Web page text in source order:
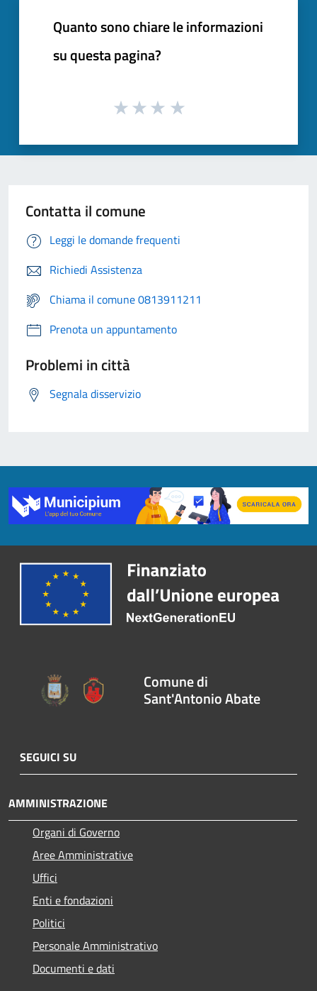
Quanto sono chiare le informazioni
su questa pagina?
Contatta il comune
Leggi le domande frequenti
Richiedi Assistenza
Chiama il comune 0813911211
Prenota un appuntamento
Problemi in città
Segnala disservizio
Comune di
Sant'Antonio Abate
SEGUICI SU
AMMINISTRAZIONE
Organi di Governo
Aree Amministrative
Uffici
Enti e fondazioni
Politici
Personale Amministrativo
Documenti e dati